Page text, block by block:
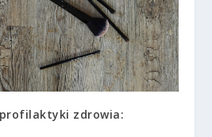
zdrowia: